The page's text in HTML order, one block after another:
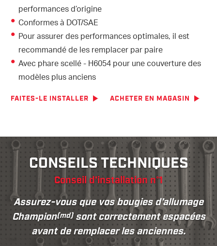
performances d’origine
Conformes à DOT/SAE
Pour assurer des performances optimales, il est
recommandé de les remplacer par paire
Avec phare scellé - H6054 pour une couverture des
modèles plus anciens
FAITES-LE INSTALLER ACHETER EN MAGASIN
CONSEILS TECHNIQUES
Conseil d’installation n°1
Assurez-vous que vos bougies d’allumage
Champion(md)sont correctement espacées
avant de remplacer les anciennes.